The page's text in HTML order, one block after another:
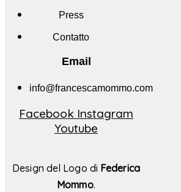
Press
Contatto
Email
info@francescamommo.com​
Facebook Instagram
Youtube
Design del Logo di Federica
Mommo.